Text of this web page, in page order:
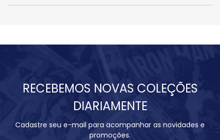
RECEBEMOS NOVAS COLEÇÕES
DIARIAMENTE
Cadastre seu e-mail para acompanhar as novidades e
promoções.